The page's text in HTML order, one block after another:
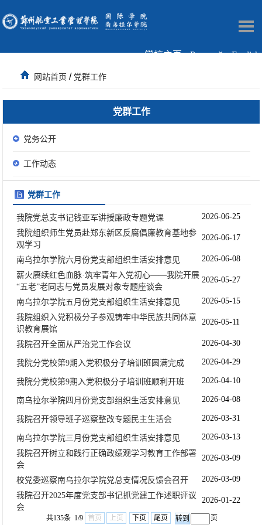
学校主页 Русский English
网站首页 / 党群工作
党群工作
党务公开
工作动态
党群工作
我院党总支书记钱亚军讲授廉政专题党课
2026-06-25
我院组织师生党员赴郑东新区反腐倡廉教育基地参
观学习
2026-06-17
南乌拉尔学院六月份党支部组织生活安排意见
2026-06-08
薪火赓续红色血脉·筑牢青年入党初心——我院开展
“五老”老同志与党员发展对象专题座谈会
2026-05-27
南乌拉尔学院五月份党支部组织生活安排意见
2026-05-15
我院组织入党积极分子参观铸牢中华民族共同体意
识教育展馆
2026-05-11
我院召开全面从严治党工作会议 2026-04-30
我院分党校第9期入党积极分子培训班圆满完成 2026-04-29
我院分党校第9期入党积极分子培训班顺利开班 2026-04-10
南乌拉尔学院四月份党支部组织生活安排意见 2026-04-08
我院召开领导班子巡察整改专题民主生活会 2026-03-31
南乌拉尔学院三月份党支部组织生活安排意见
2026-03-13
我院召开树立和践行正确政绩观学习教育工作部署
会
2026-03-09
校党委巡察南乌拉尔学院党总支情况反馈会召开
2026-03-09
我院召开2025年度党支部书记抓党建工作述职评议
会
2026-01-22
共135条 1/9 首页 上页 下页 尾页 页